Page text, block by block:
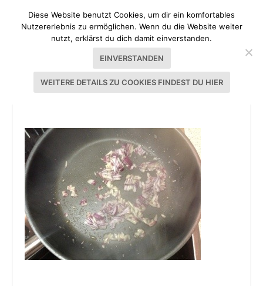
RISOTTO_ZWIEBEL_SPARGEL
Diese Website benutzt Cookies, um dir ein komfortables
Nutzererlebnis zu ermöglichen. Wenn du die Website weiter
nutzt, erklärst du dich damit einverstanden.
EINVERSTANDEN
WEITERE DETAILS ZU COOKIES FINDEST DU HIER